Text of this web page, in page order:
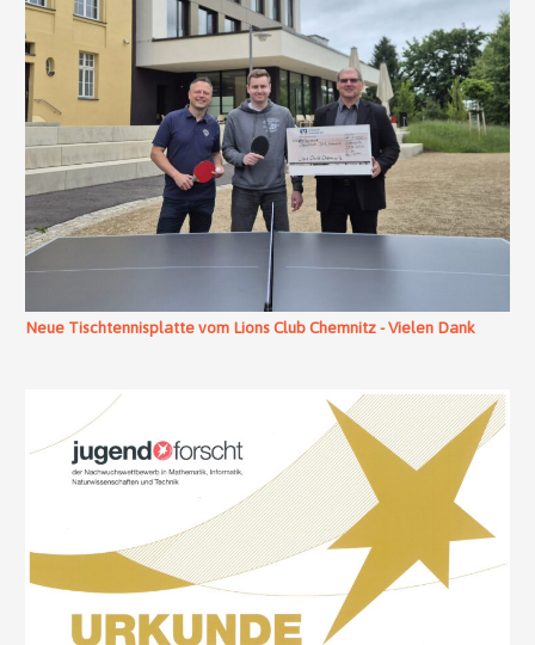
Neue Tischtennisplatte vom Lions Club Chemnitz - Vielen Dank